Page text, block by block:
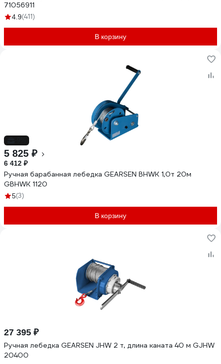
71056911
4.9(411)
В корзину
5 825 ₽
6 412 ₽
Ручная барабанная лебедка GEARSEN BHWK 1,0т 20м
GBHWK 1120
5(3)
В корзину
27 395 ₽
Ручная лебедка GEARSEN JHW 2 т, длина каната 40 м GJHW
20400